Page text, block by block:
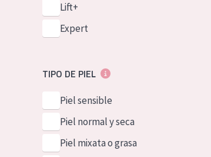
Lift+
Expert
TIPO DE PIEL
Piel sensible
Piel normal y seca
Piel mixata o grasa